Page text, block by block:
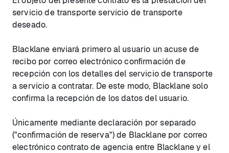
servicio de transporte servicio de transporte
deseado.
Blacklane enviará primero al usuario un acuse de
recibo por correo electrónico confirmación de
recepción con los detalles del servicio de transporte
a servicio a contratar. De este modo, Blacklane solo
confirma la recepción de los datos del usuario.
Únicamente mediante declaración por separado
("confirmación de reserva") de Blacklane por correo
electrónico contrato de agencia entre Blacklane y el